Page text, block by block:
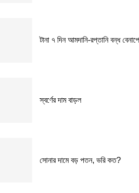
টানা ৭ দিন আমদানি-রপ্তানি বন্ধ
স্বর্ণের দাম বাড়ল
সোনার দামে বড় পতন, ভরি কত?